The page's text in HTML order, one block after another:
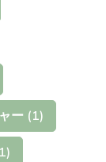
ー (1)